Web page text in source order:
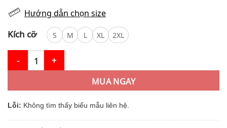
Hướng dẫn chọn size
Kích cỡ S M L XL 2XL
Váy Thiết Kế MDU3574 – Tay Bồng Cách Điệu Kết Hợp Cùng
MUA NGAY
Lỗi: Không tìm thấy biểu mẫu liên hệ.